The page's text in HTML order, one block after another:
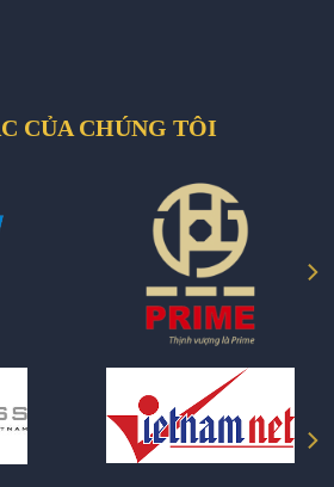
CỦA CHÚNG TÔI